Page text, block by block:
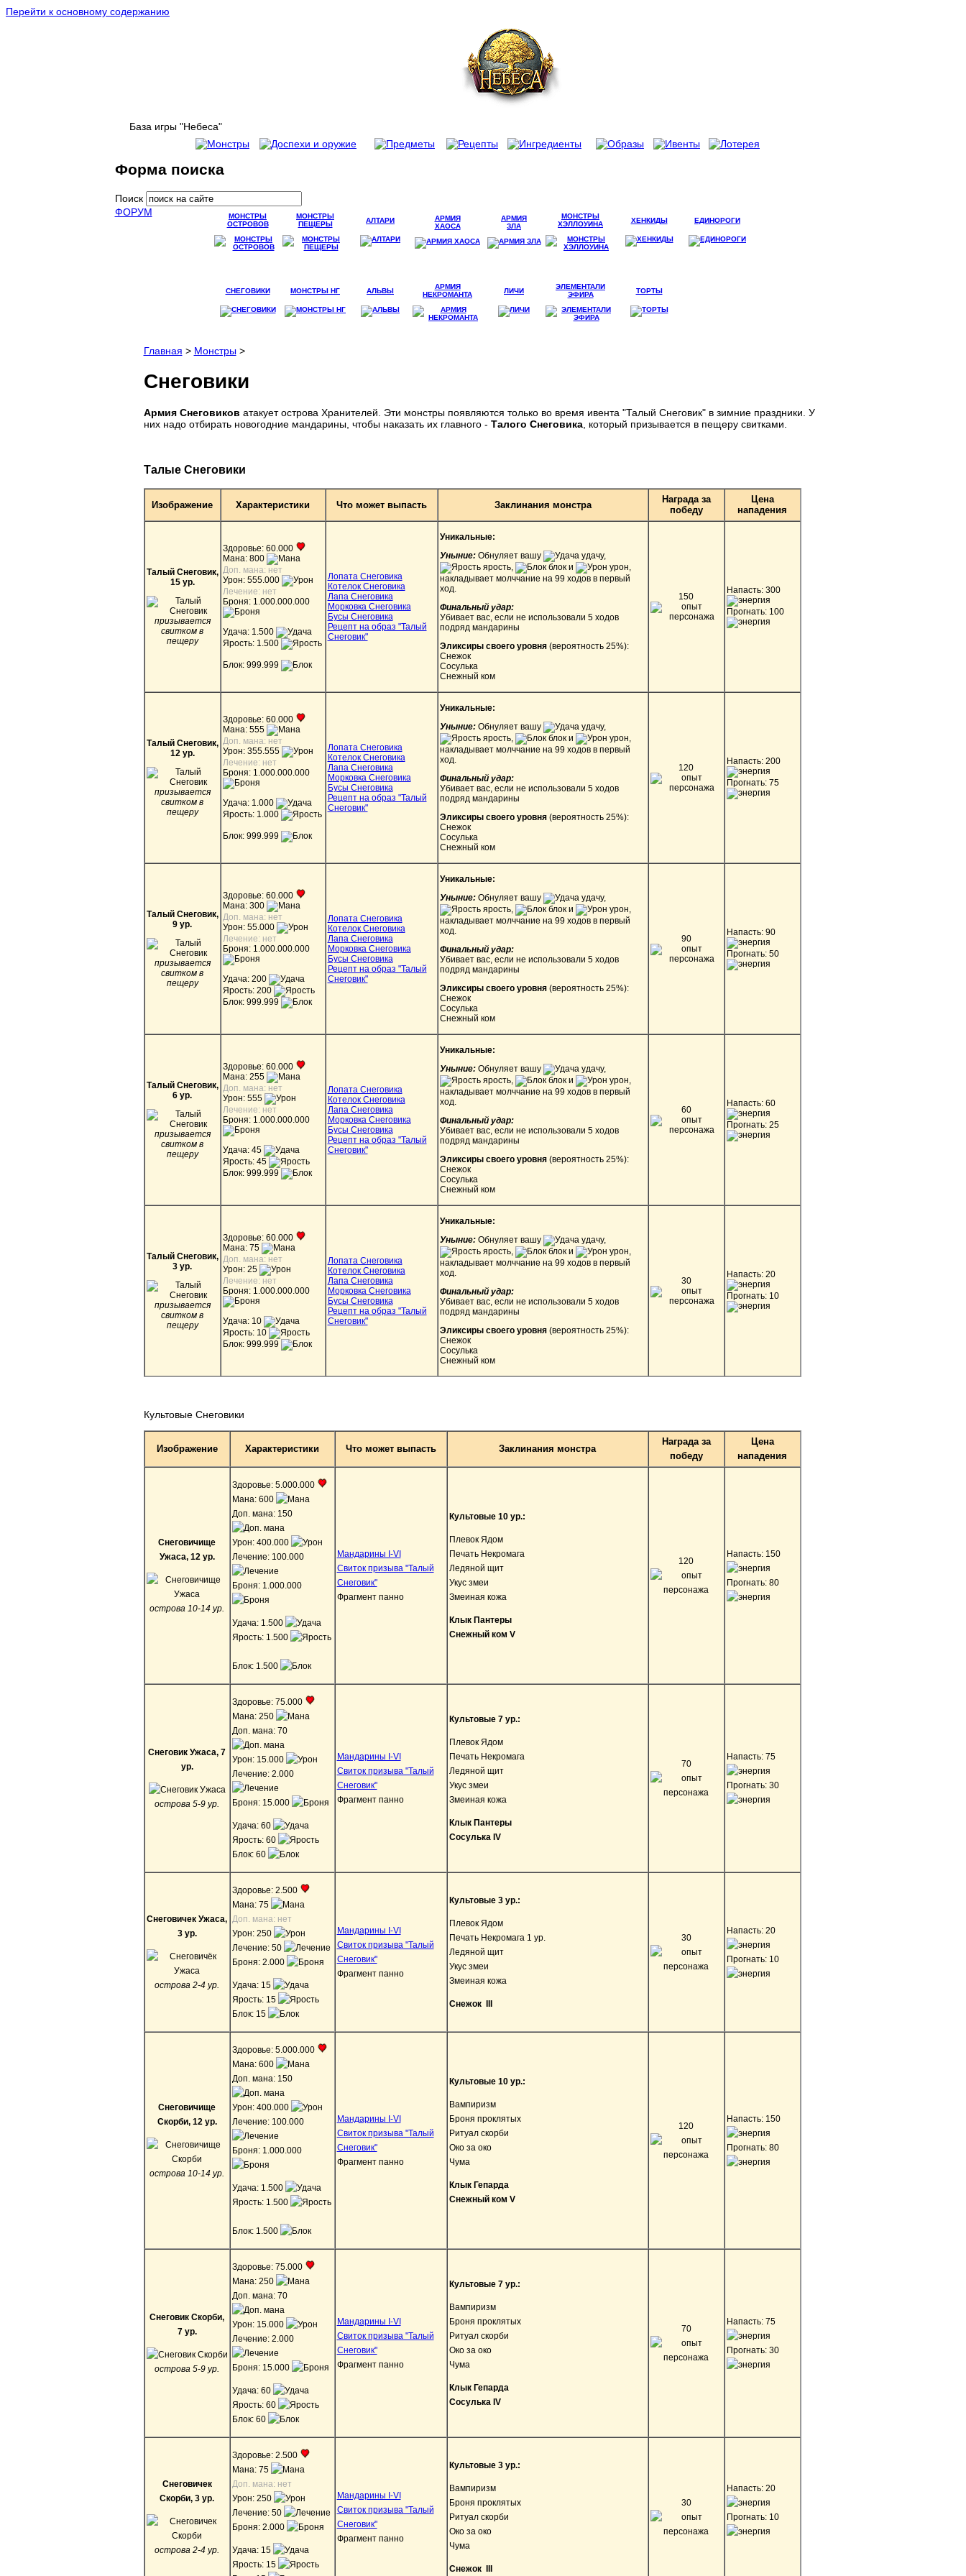
Перейти к основному содержанию
База игры "Небеса"
Форма поиска
Поиск
ФОРУМ
МОНСТРЫ
ОСТРОВОВ
МОНСТРЫ
ПЕЩЕРЫ
АЛТАРИ
АРМИЯ
ХАОСА
АРМИЯ
ЗЛА
МОНСТРЫ
ХЭЛЛОУИНА
ХЕНКИДЫ ЕДИНОРОГИ
СНЕГОВИКИ МОНСТРЫ НГ АЛЬВЫ
АРМИЯ
НЕКРОМАНТА
ЛИЧИ
ЭЛЕМЕНТАЛИ
ЭФИРА
ТОРТЫ
Главная > Монстры>
Снеговики
Армия Снеговиков атакует острова Хранителей. Эти монстры появляются только во время ивента "Талый Снеговик" в зимние праздники. У
них надо отбирать новогодние мандарины, чтобы наказать их главного - Талого Снеговика, который призывается в пещеру свитками.
Талые Снеговики
Изображение Характеристики Что может выпасть Заклинания монстра
Награда за
победу
Цена
нападения
Талый Снеговик,
15 ур.
призывается
свитком в
пещеру
Здоровье: 60.000
Мана: 800
Доп. мана: нет
Урон: 555.000
Лечение: нет
Броня: 1.000.000.000
Удача: 1.500
Ярость: 1.500
Блок: 999.999
Лопата Снеговика
Котелок Снеговика
Лапа Снеговика
Морковка Снеговика
Бусы Снеговика
Рецепт на образ "Талый
Снеговик"
Уникальные:
Уныние:Обнуляет вашу
удачу,
ярость,
блок и
урон,
накладывает молччание на 99 ходов в первый
ход.
Финальный удар:
Убивает вас, если не использовали 5 ходов
подряд мандарины
Эликсиры своего уровня (вероятность 25%):
Снежок
Сосулька
Снежный ком
150
Напасть: 300
Прогнать: 100
Талый Снеговик,
12 ур.
призывается
свитком в
пещеру
Здоровье: 60.000
Мана: 555
Доп. мана: нет
Урон: 355.555
Лечение: нет
Броня: 1.000.000.000
Удача: 1.000
Ярость: 1.000
Блок: 999.999
Лопата Снеговика
Котелок Снеговика
Лапа Снеговика
Морковка Снеговика
Бусы Снеговика
Рецепт на образ "Талый
Снеговик"
Уникальные:
Уныние:Обнуляет вашу
удачу,
ярость,
блок и
урон,
накладывает молччание на 99 ходов в первый
ход.
Финальный удар:
Убивает вас, если не использовали 5 ходов
подряд мандарины
Эликсиры своего уровня (вероятность 25%):
Снежок
Сосулька
Снежный ком
120
Напасть: 200
Прогнать: 75
Талый Снеговик,
9 ур.
призывается
свитком в
пещеру
Здоровье: 60.000
Мана: 300
Доп. мана: нет
Урон: 55.000
Лечение: нет
Броня: 1.000.000.000
Удача: 200
Ярость: 200
Блок: 999.999
Лопата Снеговика
Котелок Снеговика
Лапа Снеговика
Морковка Снеговика
Бусы Снеговика
Рецепт на образ "Талый
Снеговик"
Уникальные:
Уныние:Обнуляет вашу
удачу,
ярость,
блок и
урон,
накладывает молччание на 99 ходов в первый
ход.
Финальный удар:
Убивает вас, если не использовали 5 ходов
подряд мандарины
Эликсиры своего уровня (вероятность 25%):
Снежок
Сосулька
Снежный ком
90
Напасть: 90
Прогнать: 50
Талый Снеговик,
6 ур.
призывается
свитком в
пещеру
Здоровье: 60.000
Мана: 255
Доп. мана: нет
Урон: 555
Лечение: нет
Броня: 1.000.000.000
Удача: 45
Ярость: 45
Блок: 999.999
Лопата Снеговика
Котелок Снеговика
Лапа Снеговика
Морковка Снеговика
Бусы Снеговика
Рецепт на образ "Талый
Снеговик"
Уникальные:
Уныние:Обнуляет вашу
удачу,
ярость,
блок и
урон,
накладывает молччание на 99 ходов в первый
ход.
Финальный удар:
Убивает вас, если не использовали 5 ходов
подряд мандарины
Эликсиры своего уровня (вероятность 25%):
Снежок
Сосулька
Снежный ком
60
Напасть: 60
Прогнать: 25
Талый Снеговик,
3 ур.
призывается
свитком в
пещеру
Здоровье: 60.000
Мана: 75
Доп. мана: нет
Урон: 25
Лечение: нет
Броня: 1.000.000.000
Удача: 10
Ярость: 10
Блок: 999.999
Лопата Снеговика
Котелок Снеговика
Лапа Снеговика
Морковка Снеговика
Бусы Снеговика
Рецепт на образ "Талый
Снеговик"
Уникальные:
Уныние:Обнуляет вашу
удачу,
ярость,
блок и
урон,
накладывает молччание на 99 ходов в первый
ход.
Финальный удар:
Убивает вас, если не использовали 5 ходов
подряд мандарины
Эликсиры своего уровня (вероятность 25%):
Снежок
Сосулька
Снежный ком
30
Напасть: 20
Прогнать: 10
Культовые Снеговики
Изображение Характеристики Что может выпасть Заклинания монстра
Награда за
победу
Цена
нападения
Снеговичище
Ужаса, 12 ур.
острова 10-14 ур.
Здоровье: 5.000.000
Мана: 600
Доп. мана: 150
Урон: 400.000
Лечение: 100.000
Броня: 1.000.000
Удача: 1.500
Ярость: 1.500
Блок: 1.500
Мандарины I-VI
Свиток призыва "Талый
Снеговик"
Фрагмент панно
Культовые 10 ур.:
Плевок Ядом
Печать Некромага
Ледяной щит
Укус змеи
Змеиная кожа
Клык Пантеры
Снежный ком V
120
Напасть: 150
Прогнать: 80
Снеговик Ужаса, 7
ур.
острова 5-9 ур.
Здоровье: 75.000
Мана: 250
Доп. мана: 70
Урон: 15.000
Лечение: 2.000
Броня: 15.000
Удача: 60
Ярость: 60
Блок: 60
Мандарины I-VI
Свиток призыва "Талый
Снеговик"
Фрагмент панно
Культовые 7 ур.:
Плевок Ядом
Печать Некромага
Ледяной щит
Укус змеи
Змеиная кожа
Клык Пантеры
Сосулька IV
70
Напасть: 75
Прогнать: 30
Снеговичек Ужаса,
3 ур.
острова 2-4 ур.
Здоровье: 2.500
Мана: 75
Доп. мана: нет
Урон: 250
Лечение: 50
Броня: 2.000
Удача: 15
Ярость: 15
Блок: 15
Мандарины I-VI
Свиток призыва "Талый
Снеговик"
Фрагмент панно
Культовые 3 ур.:
Плевок Ядом
Печать Некромага 1 ур.
Ледяной щит
Укус змеи
Змеиная кожа
Снежок III
30
Напасть: 20
Прогнать: 10
Снеговичище
Скорби, 12 ур.
острова 10-14 ур.
Здоровье: 5.000.000
Мана: 600
Доп. мана: 150
Урон: 400.000
Лечение: 100.000
Броня: 1.000.000
Удача: 1.500
Ярость: 1.500
Блок: 1.500
Мандарины I-VI
Свиток призыва "Талый
Снеговик"
Фрагмент панно
Культовые 10 ур.:
Вампиризм
Броня проклятых
Ритуал скорби
Око за око
Чума
Клык Гепарда
Снежный ком V
120
Напасть: 150
Прогнать: 80
Снеговик Скорби,
7 ур.
острова 5-9 ур.
Здоровье: 75.000
Мана: 250
Доп. мана: 70
Урон: 15.000
Лечение: 2.000
Броня: 15.000
Удача: 60
Ярость: 60
Блок: 60
Мандарины I-VI
Свиток призыва "Талый
Снеговик"
Фрагмент панно
Культовые 7 ур.:
Вампиризм
Броня проклятых
Ритуал скорби
Око за око
Чума
Клык Гепарда
Сосулька IV
70
Напасть: 75
Прогнать: 30
Снеговичек
Скорби, 3 ур.
острова 2-4 ур.
Здоровье: 2.500
Мана: 75
Доп. мана: нет
Урон: 250
Лечение: 50
Броня: 2.000
Удача: 15
Ярость: 15
Мандарины I-VI
Свиток призыва "Талый
Снеговик"
Фрагмент панно
Культовые 3 ур.:
Вампиризм
Броня проклятых
Ритуал скорби
Око за око
Чума
Снежок III
30
Напасть: 20
Прогнать: 10